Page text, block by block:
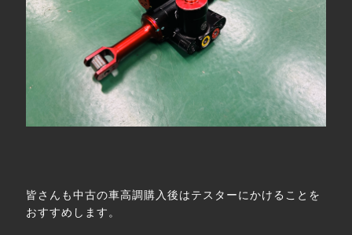
皆さんも中古の車高調購入後はテスターにかけることを
おすすめします。